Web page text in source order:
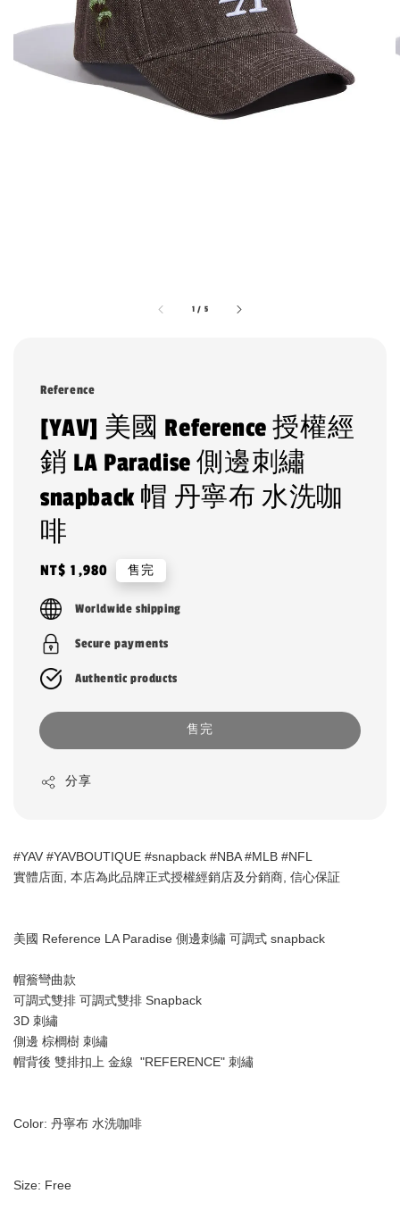
1 / 5
Reference
[YAV] 美國 Reference 授權經
銷 LA Paradise 側邊刺繡
snapback 帽 丹寧布 水洗咖
啡
Regular
price
NT$ 1,980 售完
Worldwide shipping
Secure payments
Authentic products
售完
分享
#YAV #YAVBOUTIQUE #snapback #NBA #MLB #NFL
實體店面, 本店為此品牌正式授權經銷店及分銷商, 信心保証
美國 Reference LA Paradise 側邊刺繡 可調式 snapback
帽簷彎曲款
可調式雙排 可調式雙排 Snapback
3D 刺繡
側邊 棕櫚樹 刺繡
帽背後 雙排扣上 金線  "REFERENCE" 刺繡
Color: 丹寧布 水洗咖啡
Size: Free